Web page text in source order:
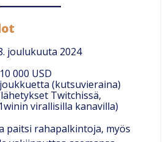
joulukuuta 2024
10 000 USD
(kutsuvieraina)
Twitchissä,
virallisilla kanavilla)
paitsi rahapalkintoja, myös